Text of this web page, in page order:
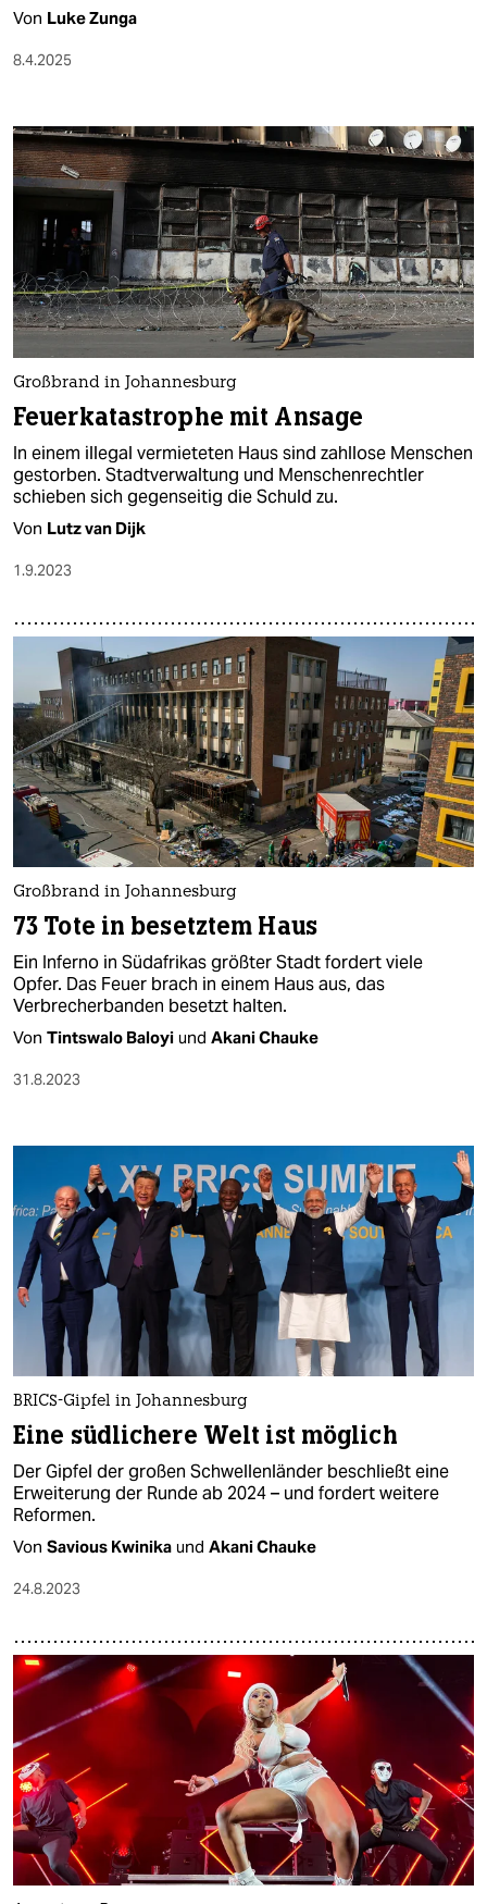
Von Luke Zunga
8.4.2025
Großbrand in Johannesburg
Feuerkatastrophe mit Ansage
In einem illegal vermieteten Haus sind zahllose Menschen
gestorben. Stadtverwaltung und Menschenrechtler
schieben sich gegenseitig die Schuld zu.
Von Lutz van Dijk
1.9.2023
Großbrand in Johannesburg
73 Tote in besetztem Haus
Ein Inferno in Südafrikas größter Stadt fordert viele
Opfer. Das Feuer brach in einem Haus aus, das
Verbrecherbanden besetzt halten.
Von Tintswalo Baloyi und Akani Chauke
31.8.2023
BRICS-Gipfel in Johannesburg
Eine südlichere Welt ist möglich
Der Gipfel der großen Schwellenländer beschließt eine
Erweiterung der Runde ab 2024 – und fordert weitere
Reformen.
Von Savious Kwinika und Akani Chauke
24.8.2023